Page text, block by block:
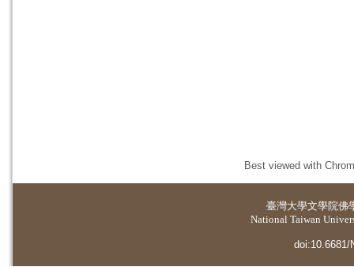
Best viewed with
臺灣大學文學院佛
National Taiwan
doi:10.6681/